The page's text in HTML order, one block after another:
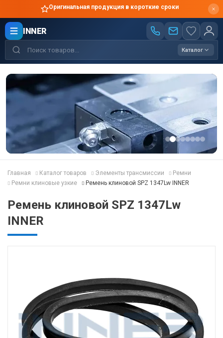
Оригинальная продукция в короткие сроки
INNER
Каталог
Главная Каталог товаров Элементы трансмиссии
Ремни
Ремни клиновые узкие
Ремень клиновой SPZ 1347Lw INNER
Ремень клиновой SPZ 1347Lw
INNER